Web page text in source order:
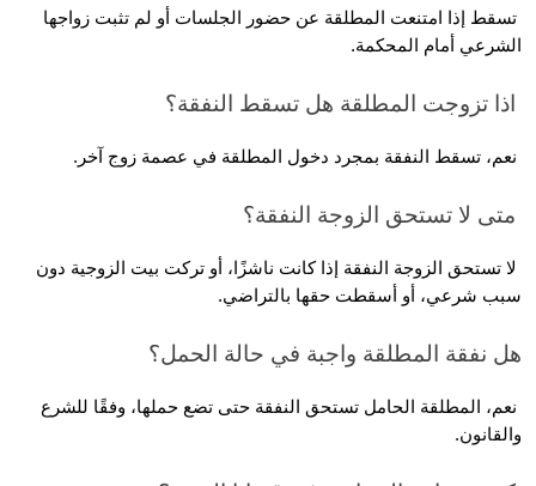
تسقط إذا امتنعت المطلقة عن حضور الجلسات أو لم تثبت زواجها
أمام المحكمة.
لا تستحق الزوجة النفقة؟
لا تستحق الزوجة النفقة إذا كانت ناشزًا، أو تركت بيت الزوجية دون
شرعي، أو أسقطت حقها بالتراضي.
المطلقة واجبة في حالة الحمل؟
نعم، المطلقة الحامل تستحق النفقة حتى تضع حملها، وفقًا للشرع